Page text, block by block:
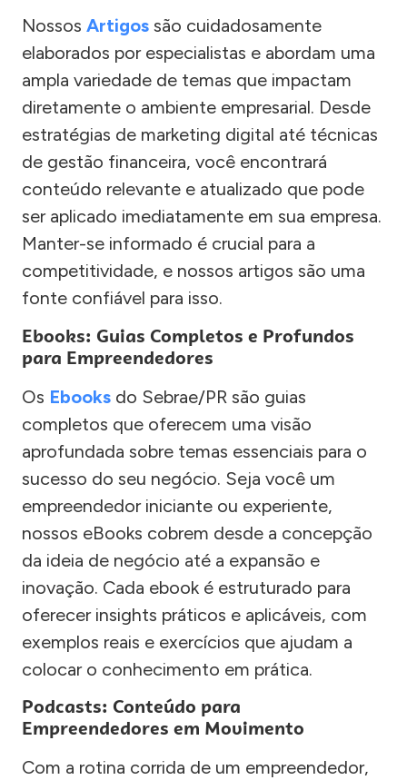
Nossos Artigos são cuidadosamente
elaborados por especialistas e abordam uma
ampla variedade de temas que impactam
diretamente o ambiente empresarial. Desde
estratégias de marketing digital até técnicas
de gestão financeira, você encontrará
conteúdo relevante e atualizado que pode
ser aplicado imediatamente em sua empresa.
Manter-se informado é crucial para a
competitividade, e nossos artigos são uma
fonte confiável para isso.
Ebooks: Guias Completos e Profundos
para Empreendedores
Os Ebooks do Sebrae/PR são guias
completos que oferecem uma visão
aprofundada sobre temas essenciais para o
sucesso do seu negócio. Seja você um
empreendedor iniciante ou experiente,
nossos eBooks cobrem desde a concepção
da ideia de negócio até a expansão e
inovação. Cada ebook é estruturado para
oferecer insights práticos e aplicáveis, com
exemplos reais e exercícios que ajudam a
colocar o conhecimento em prática.
Podcasts: Conteúdo para
Empreendedores em Movimento
Com a rotina corrida de um empreendedor,